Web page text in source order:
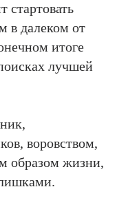
стартовать
в далеком от
итоге
лучшей
воровством,
образом жизни,